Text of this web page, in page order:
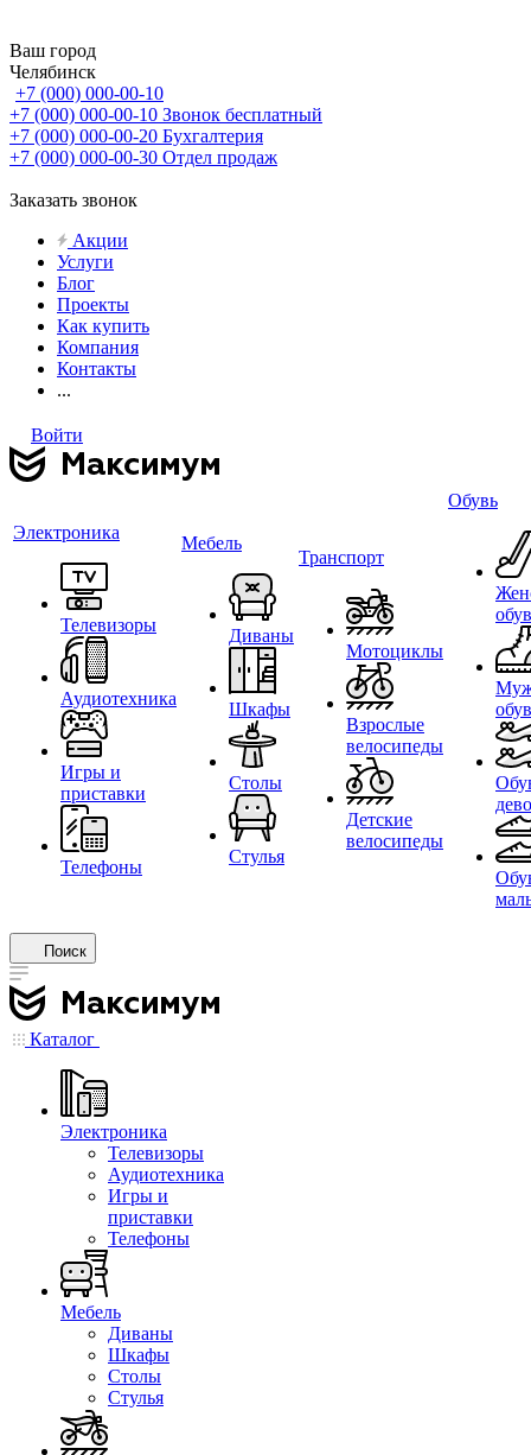
Ваш город
Челябинск
+7 (000) 000-00-10
+7 (000) 000-00-10 Звонок бесплатный
+7 (000) 000-00-20 Бухгалтерия
+7 (000) 000-00-30 Отдел продаж
Заказать звонок
Акции
Услуги
Блог
Проекты
Как купить
Компания
Контакты
...
Войти
Электроника
Телевизоры
Аудиотехника
Игры и
приставки
Телефоны
Мебель
Диваны
Шкафы
Столы
Стулья
Транспорт
Мотоциклы
Взрослые
велосипеды
Детские
велосипеды
Обувь
Поиск
Каталог
Электроника
Телевизоры
Аудиотехника
Игры и
приставки
Телефоны
Мебель
Диваны
Шкафы
Столы
Стулья